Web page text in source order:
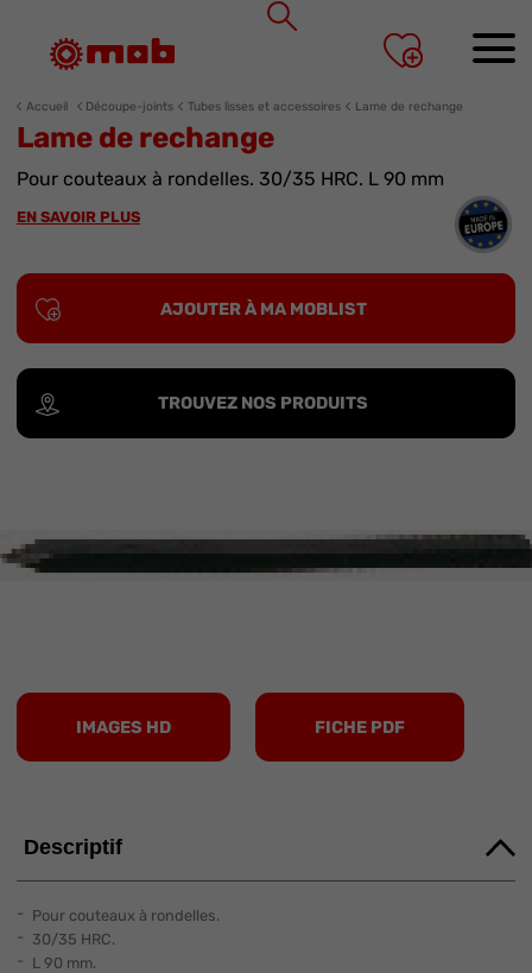
Accueil Découpe-joints Tubes lisses et accessoires Lame de rechange
Lame de rechange
Pour couteaux à rondelles. 30/35 HRC. L 90 mm
EN SAVOIR PLUS
AJOUTER À MA MOBLIST
TROUVEZ NOS PRODUITS
IMAGES HD FICHE PDF
Descriptif
Pour couteaux à rondelles.
30/35 HRC.
L 90 mm.